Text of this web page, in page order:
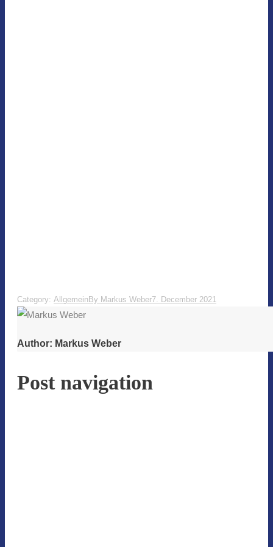
Category: AllgemeinBy Markus Weber7. December 2021
Author: Markus Weber
Post navigation